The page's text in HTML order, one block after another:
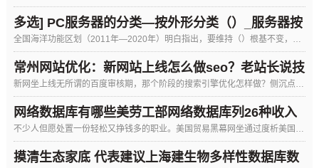
领先大市-A评级]金融行业周报数据库20171110
多选] PC服务器的分类—按外形分类（）_服务器按
外形分类
全国海洋功能区划（2011年—2020年）明白指出，要维持（）根基不变，加强水生生物资本养护。海洋生态。渔业用海
常州网站优化：新网站上线怎么做seo？老站长说技
术经验网站站长
新网坐上线无所谓的百度审核期，那个阶段的搜索引擎优化怎样做？侧沉点正在于坐内。资深老坐长正在新网坐上线前，就会常用搜
网络数据库有哪些美劳工部网络数据库列26种收入
高压力小工作
不少人但愿处置一份轻松又挣钱多的职业。美国贸易黑幕网坐通过度析美国劳工部职业消息收集数据库的数据列出２６类那类职业。
摸清生态家底 代表建议上海建生物多样性数据库数